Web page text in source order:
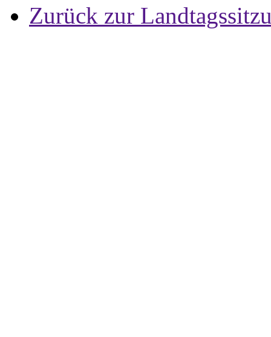
Zurück zur